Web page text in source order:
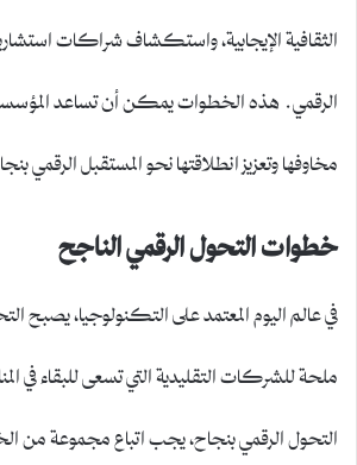
الثقافية الإيجابية، واستكشاف شراكات
الرقمي. هذه الخطوات يمكن أن تساعد
مخاوفها وتعزيز انطلاقتها نحو المستقبل الرقمي
خطوات التحول الرقمي الناجح
في عالم اليوم المعتمد على التكنولوجيا، يصبح
ملحة للشركات التقليدية التي تسعى للبقاء في
التحول الرقمي بنجاح، يجب اتباع مجموعة من